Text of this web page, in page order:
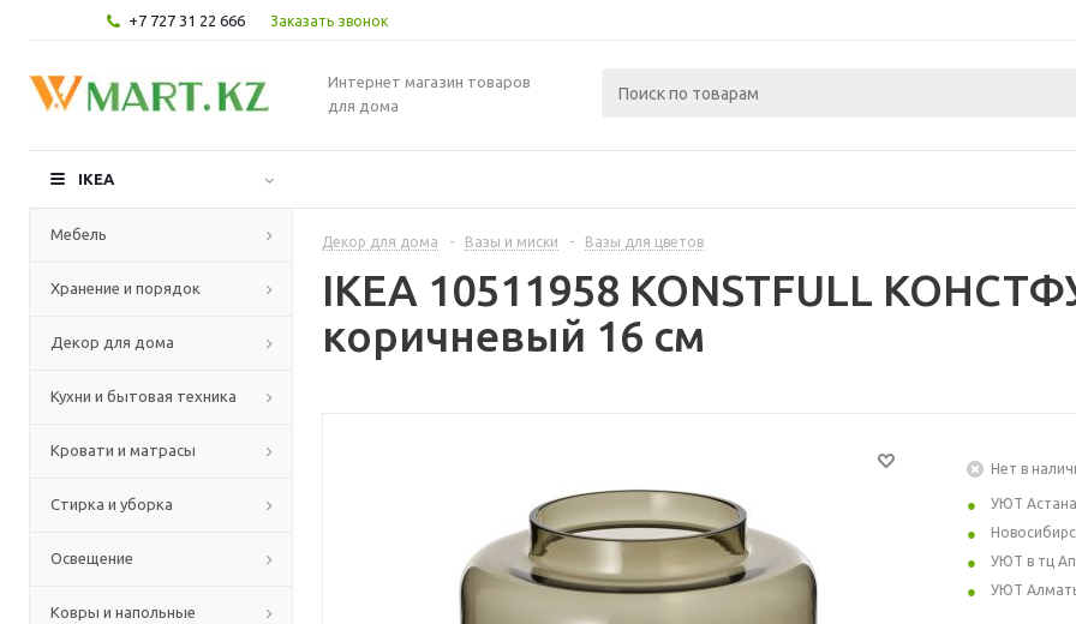
+7 727 31 22 666 Заказать звонок
Интернет магазин товаров
для дома
IKEA
Мебель
Хранение и порядок
Декор для дома
Кухни и бытовая техника
Кровати и матрасы
Стирка и уборка
Освещение
Ковры и напольные
Декор для дома - Вазы и миски - Вазы для цветов
IKEA 10511958 KONSTFULL
коричневый 16 см
Нет в
УЮТ Астана
УЮТ в тц
УЮТ